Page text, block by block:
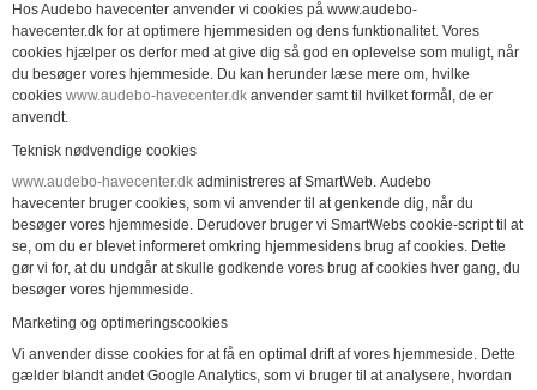
Hos Audebo havecenter anvender vi cookies på www.audebo-
havecenter.dk for at optimere hjemmesiden og dens funktionalitet. Vores
cookies hjælper os derfor med at give dig så god en oplevelse som muligt, når
du besøger vores hjemmeside. Du kan herunder læse mere om, hvilke
cookies www.audebo-havecenter.dk anvender samt til hvilket formål, de er
anvendt.
Teknisk nødvendige cookies
www.audebo-havecenter.dk administreres af SmartWeb. Audebo
havecenter bruger cookies, som vi anvender til at genkende dig, når du
besøger vores hjemmeside. Derudover bruger vi SmartWebs cookie-script til at
se, om du er blevet informeret omkring hjemmesidens brug af cookies. Dette
gør vi for, at du undgår at skulle godkende vores brug af cookies hver gang, du
besøger vores hjemmeside.
Marketing og optimeringscookies
Vi anvender disse cookies for at få en optimal drift af vores hjemmeside. Dette
gælder blandt andet Google Analytics, som vi bruger til at analysere, hvordan